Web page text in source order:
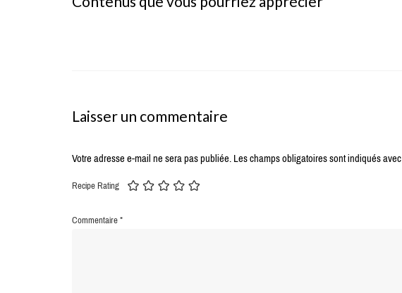
Laisser un commentaire
Votre adresse e-mail ne sera pas publiée.Les champs obligatoires sont indiqués avec
Recipe Rating
Commentaire*